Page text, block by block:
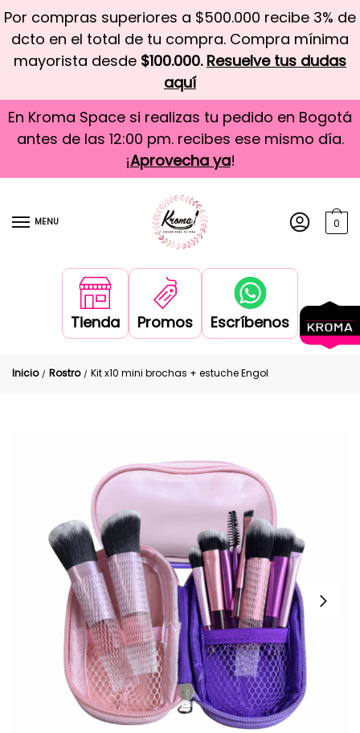
Por compras superiores a $500.000 recibe 3% de
dcto en el total de tu compra. Compra mínima
mayorista desde $100.000. Resuelve tus dudas
aquí
En Kroma Space si realizas tu pedido en Bogotá
antes de las 12:00 pm. recibes ese mismo día.
¡Aprovecha ya!
MENU 0
Tienda Promos Escríbenos
Inicio / Rostro / Kit x10 mini brochas + estuche Engol